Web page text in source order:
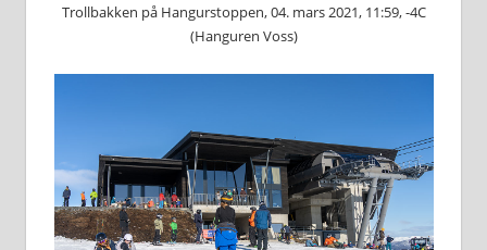
Trollbakken på Hangurstoppen, 04. mars 2021, 11:59, -4C
(Hanguren Voss)